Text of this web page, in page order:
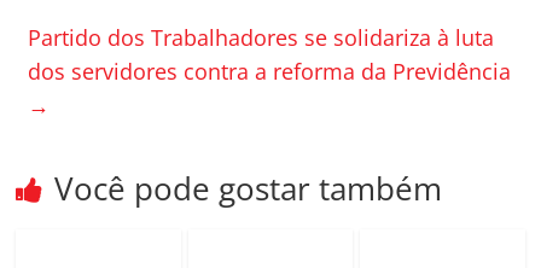
o
k
h
ar
Partido dos Trabalhadores se solidariza à luta
dos servidores contra a reforma da Previdência
→
Você pode gostar também